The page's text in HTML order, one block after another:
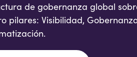
de gobernanza global
pilares: Visibilidad,